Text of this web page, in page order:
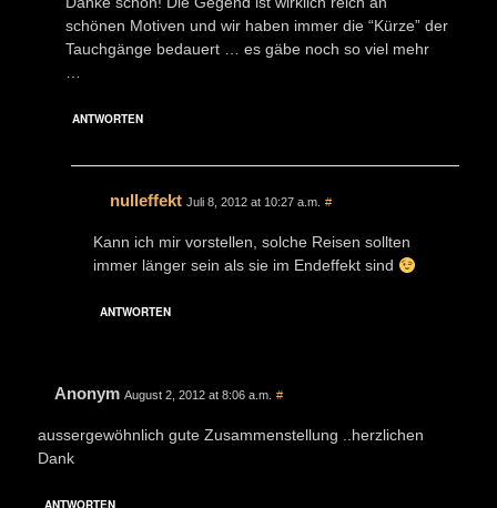
schönen Motiven und wir haben immer die “Kürze” der
Tauchgänge bedauert … es gäbe noch so viel mehr
…
ANTWORTEN
nulleffekt Juli 8, 2012 at 10:27 a.m. #
Kann ich mir vorstellen, solche Reisen sollten
immer länger sein als sie im Endeffekt sind
ANTWORTEN
Anonym August 2, 2012 at 8:06 a.m. #
aussergewöhnlich gute Zusammenstellung ..herzlichen
Dank